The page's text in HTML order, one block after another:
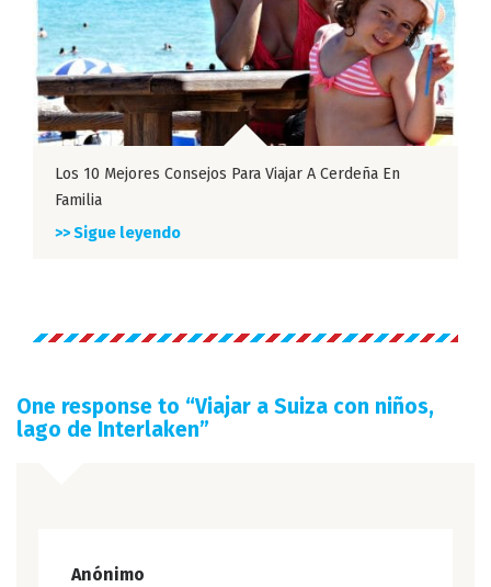
Los 10 Mejores Consejos Para Viajar A Cerdeña En
Familia
>> Sigue leyendo
One response to “Viajar a Suiza con niños,
lago de Interlaken”
Anónimo